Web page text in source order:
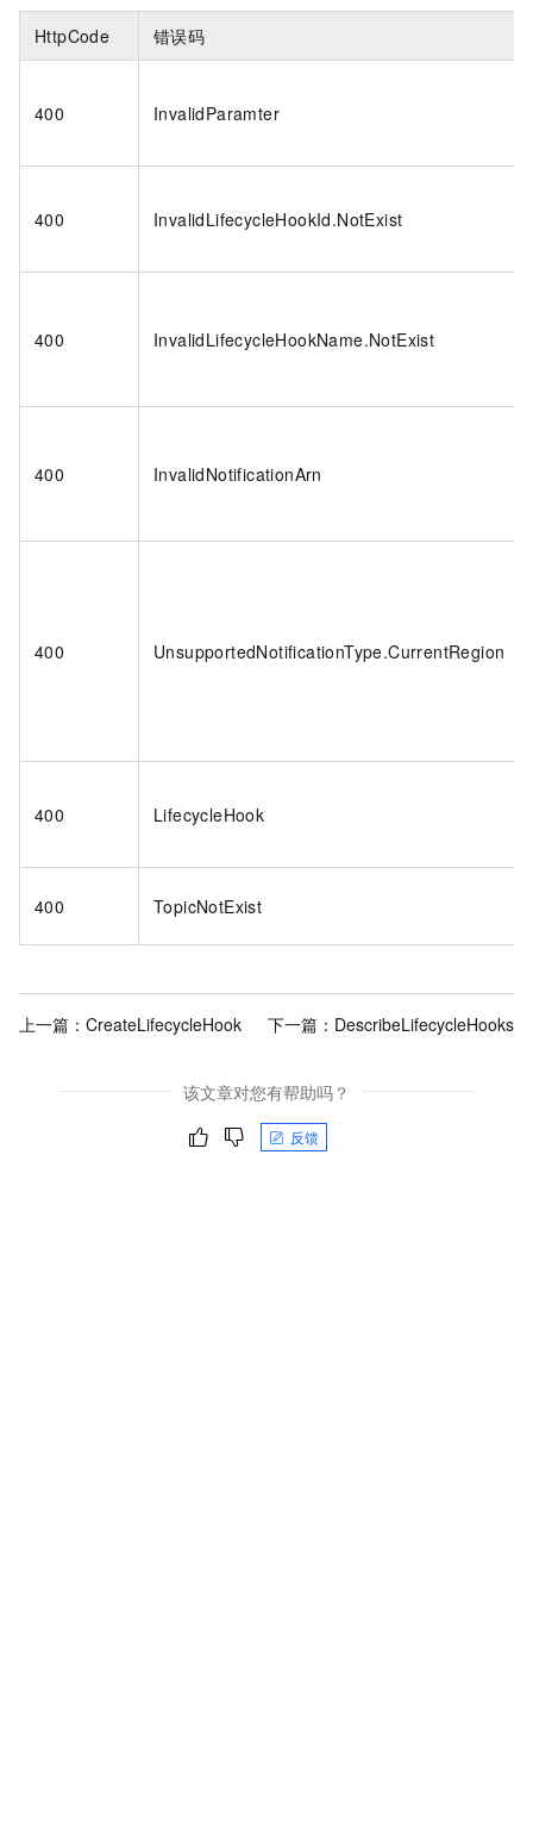
HttpCode 错误码
400 InvalidParamter
400 InvalidLifecycleHookId.NotExist
400 InvalidLifecycleHookName.NotExist
400 InvalidNotificationArn
400 UnsupportedNotificationType.CurrentRegion
400 LifecycleHook
400 TopicNotExist
上一篇： CreateLifecycleHook 下一篇： DescribeLifecycleHooks
该文章对您有帮助吗？
反馈